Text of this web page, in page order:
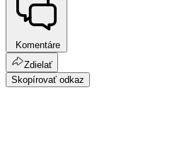
Komentáre
Zdielať
Skopírovať odkaz